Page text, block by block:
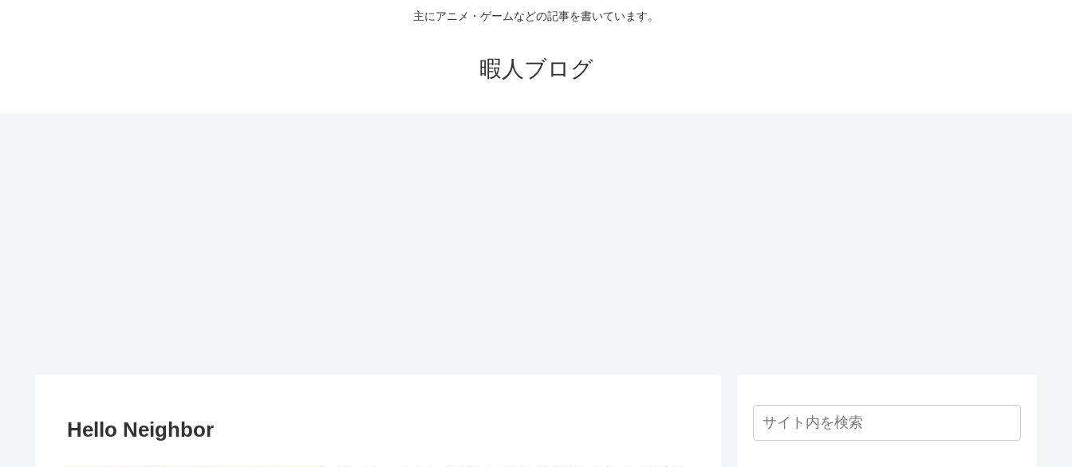
主にアニメ・ゲームなどの記事を書いています。
暇人ブログ
Hello Neighbor